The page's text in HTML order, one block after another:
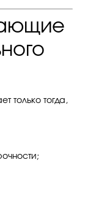
только тогда,